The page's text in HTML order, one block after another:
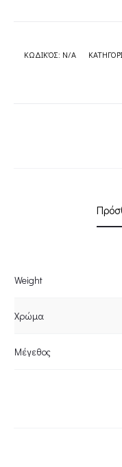
ΚΩΔΙΚΌΣ: N/A
Weight
Χρώμα
Μέγεθος